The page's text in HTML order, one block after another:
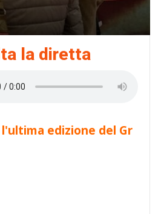
la diretta
edizione del Gr